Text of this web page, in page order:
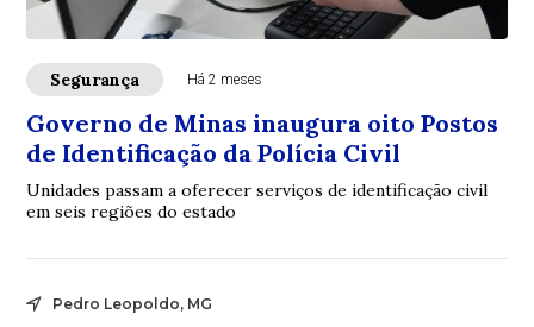
Segurança Há 2 meses
Governo de Minas inaugura oito Postos
de Identificação da Polícia Civil
Unidades passam a oferecer serviços de identificação civil
em seis regiões do estado
Pedro Leopoldo, MG